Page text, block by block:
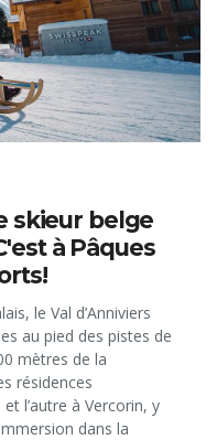
skieur belge
à Pâques
le Val d’Anniviers
au pied des pistes de
mètres de la
résidences
et l’autre à Vercorin, y
dans la